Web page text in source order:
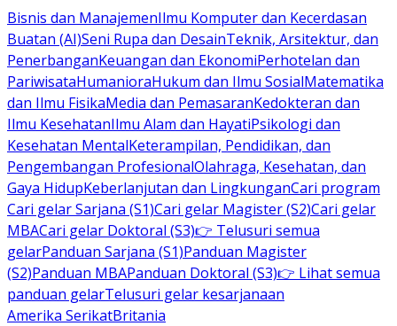
Bisnis dan ManajemenIlmu Komputer dan Kecerdasan
Buatan (AI)Seni Rupa dan DesainTeknik, Arsitektur, dan
PenerbanganKeuangan dan EkonomiPerhotelan dan
PariwisataHumanioraHukum dan Ilmu SosialMatematika
dan Ilmu FisikaMedia dan PemasaranKedokteran dan
Ilmu KesehatanIlmu Alam dan HayatiPsikologi dan
Kesehatan MentalKeterampilan, Pendidikan, dan
Pengembangan ProfesionalOlahraga, Kesehatan, dan
Gaya HidupKeberlanjutan dan LingkunganCari program
Cari gelar Sarjana (S1)Cari gelar Magister (S2)Cari gelar
MBACari gelar Doktoral (S3)👉 Telusuri semua
gelarPanduan Sarjana (S1)Panduan Magister
(S2)Panduan MBAPanduan Doktoral (S3)👉 Lihat semua
panduan gelarTelusuri gelar kesarjanaan
Amerika SerikatBritania